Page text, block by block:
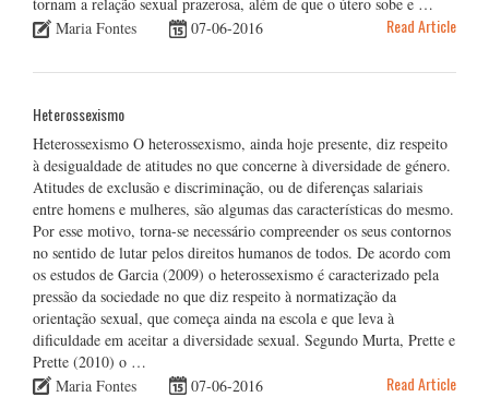
Maria Fontes
07-06-2016 Read Article
Heterossexismo
Heterossexismo O heterossexismo, ainda hoje presente, diz respeito
à desigualdade de atitudes no que concerne à diversidade de género.
Atitudes de exclusão e discriminação, ou de diferenças salariais
entre homens e mulheres, são algumas das características do mesmo.
Por esse motivo, torna-se necessário compreender os seus contornos
no sentido de lutar pelos direitos humanos de todos. De acordo com
os estudos de Garcia (2009) o heterossexismo é caracterizado pela
pressão da sociedade no que diz respeito à normatização da
orientação sexual, que começa ainda na escola e que leva à
dificuldade em aceitar a diversidade sexual. Segundo Murta, Prette e
Prette (2010) o …
Maria Fontes
07-06-2016 Read Article